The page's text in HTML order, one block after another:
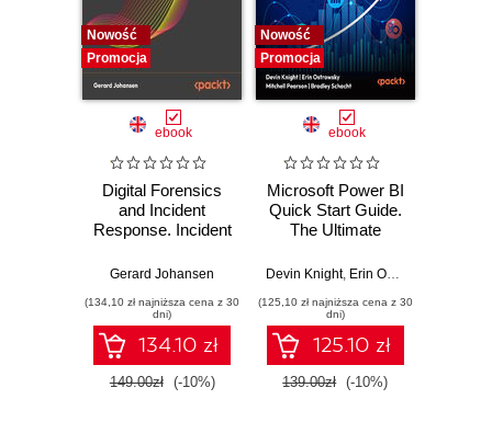
Nowość
Promocja
ebook
Digital Forensics
and Incident
Response. Incident
and techniques for
threat response -
Fourth Edition
Gerard Johansen
(134,10 zł najniższa cena z 30
dni)
134.10 zł
149.00zł (-10%)
Nowość
Promocja
ebook
Microsoft Power BI
Quick Start Guide.
The Ultimate
to Power BI, Data
Tools, and
Microsoft Fabric -
Fourth Edition
Devin Knight, Erin Ostrowsky
(125,10 zł najniższa cena z 30
dni)
125.10 zł
139.00zł (-10%)